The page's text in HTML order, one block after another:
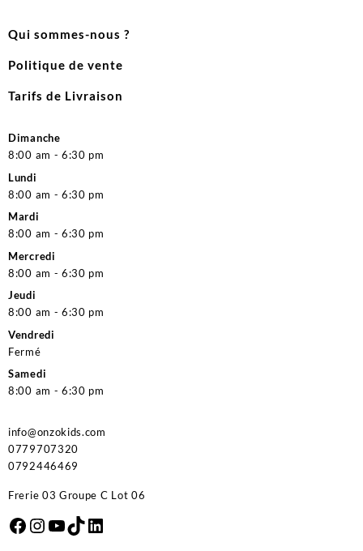
Qui sommes-nous ?
Politique de vente
Tarifs de Livraison
Dimanche
8:00 am - 6:30 pm
Lundi
8:00 am - 6:30 pm
Mardi
8:00 am - 6:30 pm
Mercredi
8:00 am - 6:30 pm
Jeudi
8:00 am - 6:30 pm
Vendredi
Fermé
Samedi
8:00 am - 6:30 pm
info@onzokids.com
0779707320
0792446469
Frerie 03 Groupe C Lot 06
Facebook
Instagram
YouTube
TikTok
LinkedIn